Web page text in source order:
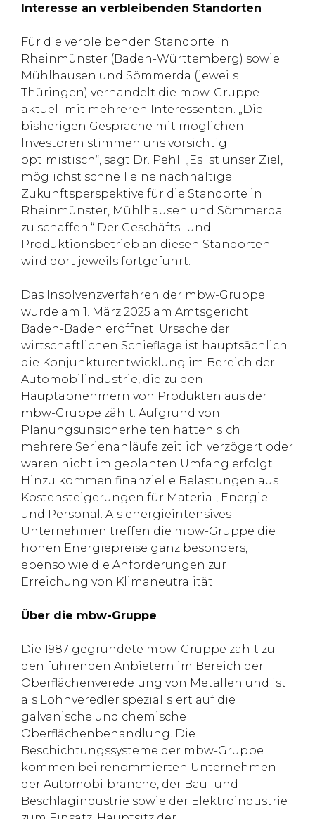
Interesse an verbleibenden Standorten
Für die verbleibenden Standorte in
Rheinmünster (Baden-Württemberg) sowie
Mühlhausen und Sömmerda (jeweils
Thüringen) verhandelt die mbw-Gruppe
aktuell mit mehreren Interessenten. „Die
bisherigen Gespräche mit möglichen
Investoren stimmen uns vorsichtig
optimistisch“, sagt Dr. Pehl. „Es ist unser Ziel,
möglichst schnell eine nachhaltige
Zukunftsperspektive für die Standorte in
Rheinmünster, Mühlhausen und Sömmerda
zu schaffen.“ Der Geschäfts- und
Produktionsbetrieb an diesen Standorten
wird dort jeweils fortgeführt.
Das Insolvenzverfahren der mbw-Gruppe
wurde am 1. März 2025 am Amtsgericht
Baden-Baden eröffnet. Ursache der
wirtschaftlichen Schieflage ist hauptsächlich
die Konjunkturentwicklung im Bereich der
Automobilindustrie, die zu den
Hauptabnehmern von Produkten aus der
mbw-Gruppe zählt. Aufgrund von
Planungsunsicherheiten hatten sich
mehrere Serienanläufe zeitlich verzögert oder
waren nicht im geplanten Umfang erfolgt.
Hinzu kommen finanzielle Belastungen aus
Kostensteigerungen für Material, Energie
und Personal. Als energieintensives
Unternehmen treffen die mbw-Gruppe die
hohen Energiepreise ganz besonders,
ebenso wie die Anforderungen zur
Erreichung von Klimaneutralität.
Über die mbw-Gruppe
Die 1987 gegründete mbw-Gruppe zählt zu
den führenden Anbietern im Bereich der
Oberflächenveredelung von Metallen und ist
als Lohnveredler spezialisiert auf die
galvanische und chemische
Oberflächenbehandlung. Die
Beschichtungssysteme der mbw-Gruppe
kommen bei renommierten Unternehmen
der Automobilbranche, der Bau- und
Beschlagindustrie sowie der Elektroindustrie